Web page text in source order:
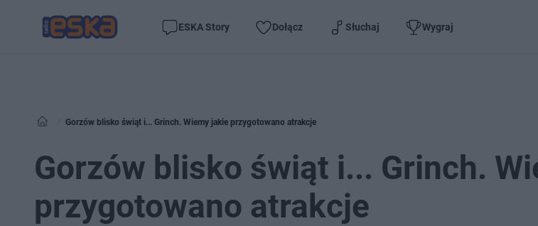
ESKA Story Dołącz Słuchaj Wygraj
Gorzów blisko świąt i... Grinch. Wiemy jakie przygotowano atrakcje
Gorzów blisko świąt i... Grinch.
przygotowano atrakcje